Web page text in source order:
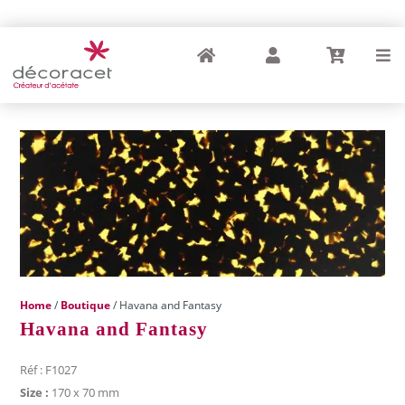
Home/ Boutique/ Havana and Fantasy
Havana and Fantasy
Réf : F1027
Size : 170 x 70 mm